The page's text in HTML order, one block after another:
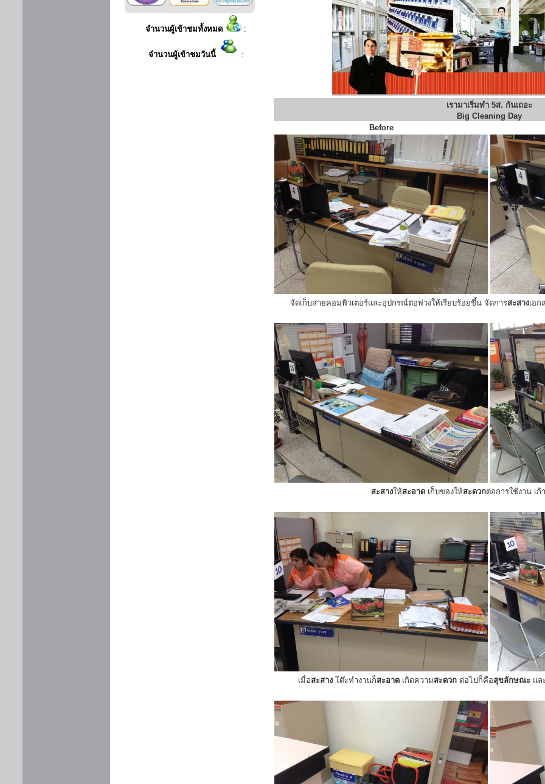
จำนวนผู้เข้าชมทั้งหมด :
จำนวนผู้เข้าชมวันนี้ :
เรามาเริ่มทำ 5ส. กันเถอะ
Big Cleaning Day
Before
จัดเก็บสายคอมพิวเตอร์และอุปกรณ์ต่อพ่วงให้เรียบร้อยขึ้น จัดการสะสางเอก
สะสางให้สะอาดเก็บของให้สะดวกต่อการใช้งาน เก้
เมื่อสะสางโต๊ะทำงานก็สะอาดเกิดความสะดวกต่อไปก็คือสุขลักษณะ แล